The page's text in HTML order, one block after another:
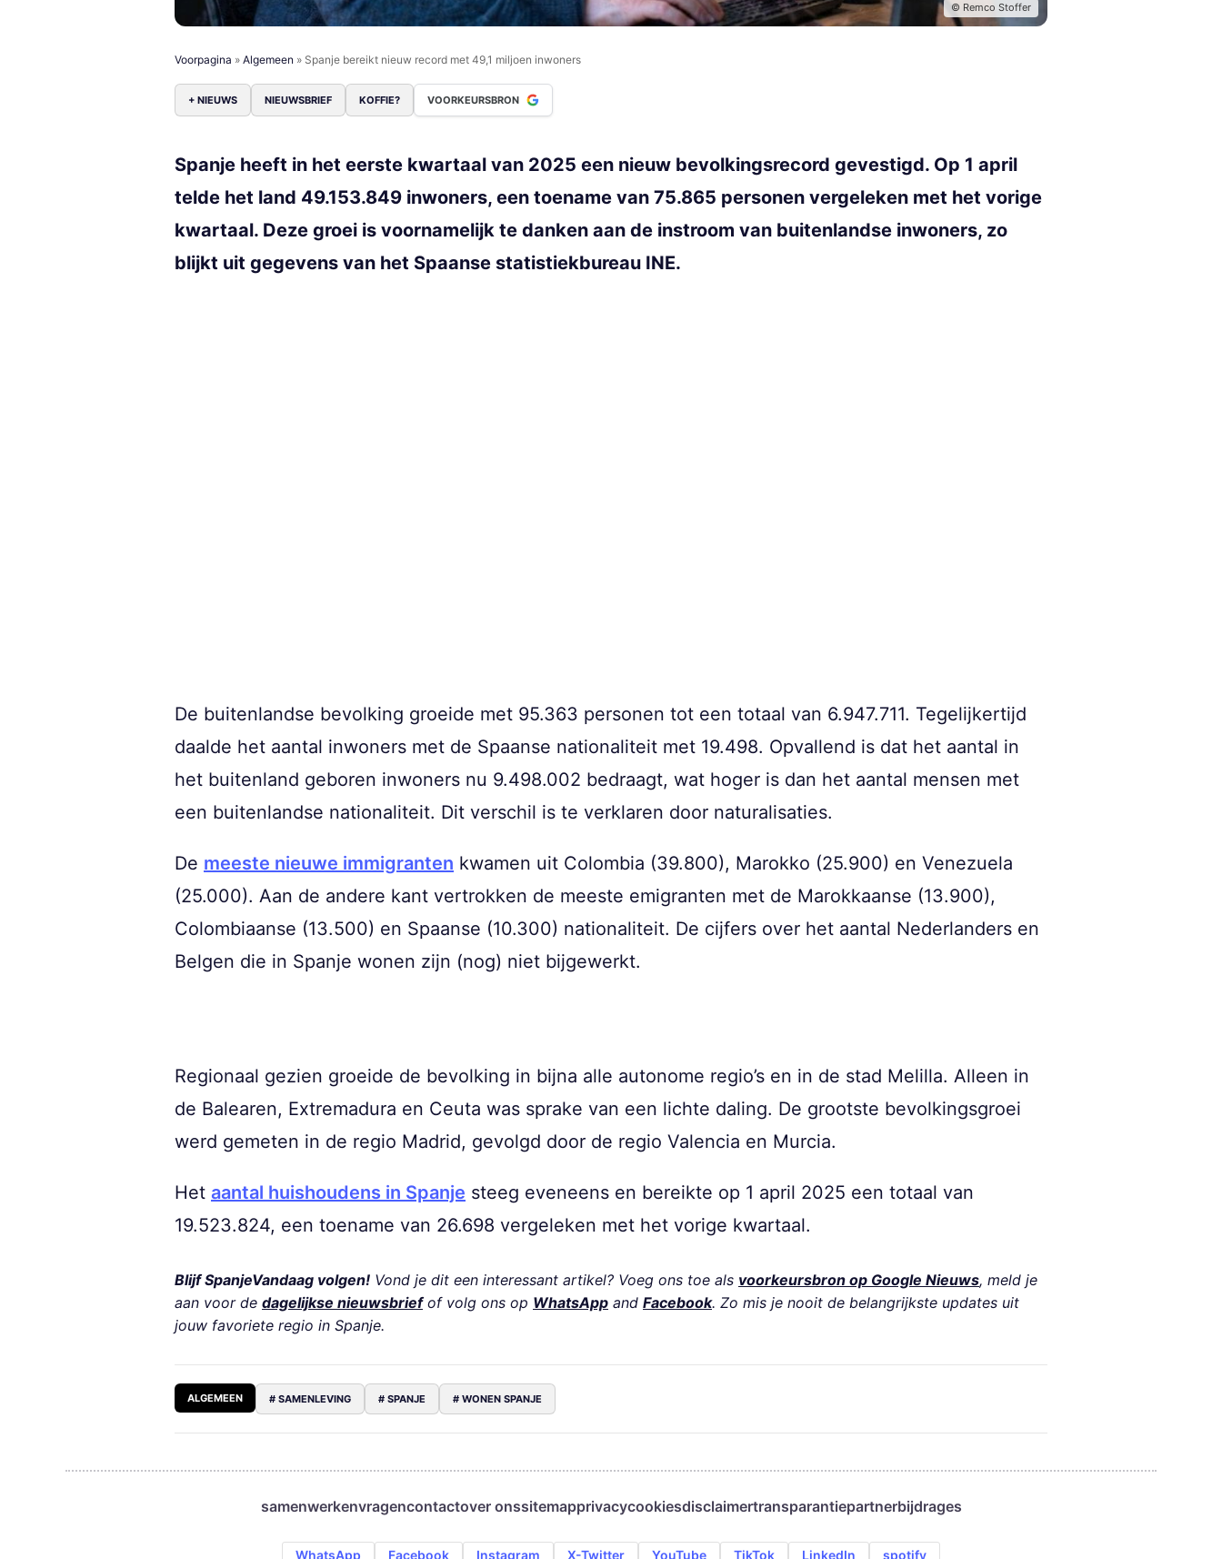
© Remco Stoffer
Voorpagina » Algemeen » Spanje bereikt nieuw record met 49,1 miljoen inwoners
+ NIEUWS NIEUWSBRIEF KOFFIE? VOORKEURSBRON
Spanje heeft in het eerste kwartaal van 2025 een nieuw bevolkingsrecord gevestigd. Op 1 april
telde het land 49.153.849 inwoners, een toename van 75.865 personen vergeleken met het vorige
kwartaal. Deze groei is voornamelijk te danken aan de instroom van buitenlandse inwoners, zo
blijkt uit gegevens van het Spaanse statistiekbureau INE.
De buitenlandse bevolking groeide met 95.363 personen tot een totaal van 6.947.711. Tegelijkertijd
daalde het aantal inwoners met de Spaanse nationaliteit met 19.498. Opvallend is dat het aantal in
het buitenland geboren inwoners nu 9.498.002 bedraagt, wat hoger is dan het aantal mensen met
een buitenlandse nationaliteit. Dit verschil is te verklaren door naturalisaties.
De meeste nieuwe immigranten kwamen uit Colombia (39.800), Marokko (25.900) en Venezuela
(25.000). Aan de andere kant vertrokken de meeste emigranten met de Marokkaanse (13.900),
Colombiaanse (13.500) en Spaanse (10.300) nationaliteit. De cijfers over het aantal Nederlanders en
Belgen die in Spanje wonen zijn (nog) niet bijgewerkt.
Regionaal gezien groeide de bevolking in bijna alle autonome regio’s en in de stad Melilla. Alleen in
de Balearen, Extremadura en Ceuta was sprake van een lichte daling. De grootste bevolkingsgroei
werd gemeten in de regio Madrid, gevolgd door de regio Valencia en Murcia.
Het aantal huishoudens in Spanje steeg eveneens en bereikte op 1 april 2025 een totaal van
19.523.824, een toename van 26.698 vergeleken met het vorige kwartaal.
Blijf SpanjeVandaag volgen! Vond je dit een interessant artikel? Voeg ons toe als voorkeursbron op Google Nieuws, meld je
aan voor de dagelijkse nieuwsbriefof volg ons op WhatsApp and Facebook. Zo mis je nooit de belangrijkste updates uit
jouw favoriete regio in Spanje.
ALGEMEEN # SAMENLEVING # SPANJE # WONEN SPANJE
samenwerkenvragencontactover onssitemapprivacycookiesdisclaimertransparantiepartnerbijdrages
WhatsApp Facebook Instagram X-Twitter YouTube TikTok LinkedIn spotify